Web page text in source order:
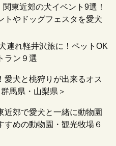
関東近郊の犬イベント9選！
トやドッグフェスタを愛犬
連れ軽井沢旅に！ペットOK
ラン９選
愛犬と桃狩りが出来るオス
馬県・山梨県＞
近郊で愛犬と一緒に動物園
すめの動物園・観光牧場６